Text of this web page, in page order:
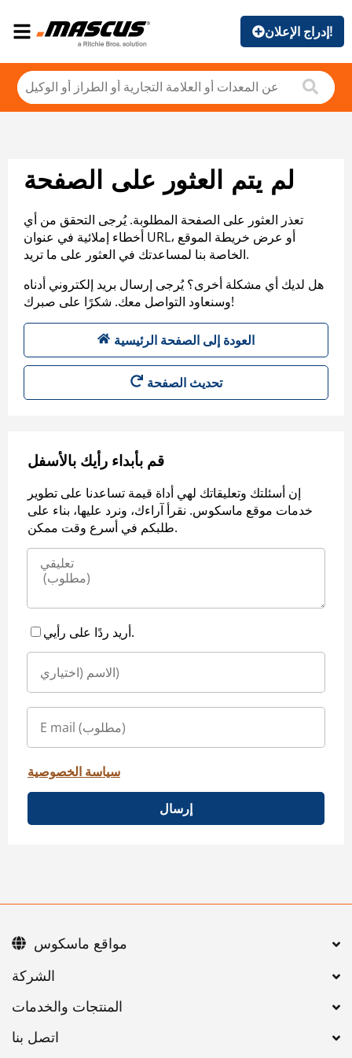
إدراج الإعلان!
لم يتم العثور على الصفحة
تعذر العثور على الصفحة المطلوبة. يُرجى التحقق من أي
أخطاء إملائية في عنوان URL، أو عرض خريطة الموقع
الخاصة بنا لمساعدتك في العثور على ما تريد.
هل لديك أي مشكلة أخرى؟ يُرجى إرسال بريد إلكتروني أدناه
وسنعاود التواصل معك. شكرًا على صبرك!
العودة إلى الصفحة الرئيسية
تحديث الصفحة
قم بأبداء رأيك بالأسفل
إن أسئلتك وتعليقاتك لهي أداة قيمة تساعدنا على تطوير
خدمات موقع ماسكوس. نقرأ آراءك، ونرد عليها، بناء على
طلبكم في أسرع وقت ممكن.
أريد ردًا على رأيي.
سياسة الخصوصية
إرسال
اتصل بنا
مواقع ماسكوس